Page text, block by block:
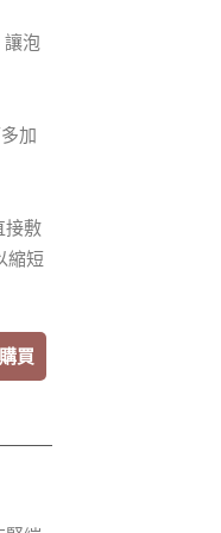
泡
加
接敷
縮短
買